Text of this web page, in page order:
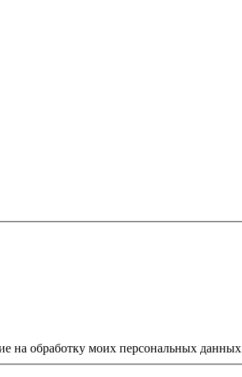
на обработку моих персональных данных